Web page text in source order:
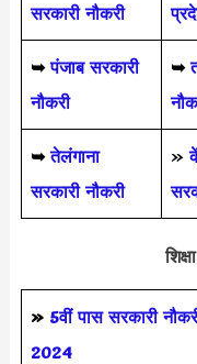
सरकारी नौकरी
➥ पंजाब सरकारी
नौकरी
➥
➥तेलंगाना
सरकारी नौकरी
»
» 5वीं पास सरकारी
2024